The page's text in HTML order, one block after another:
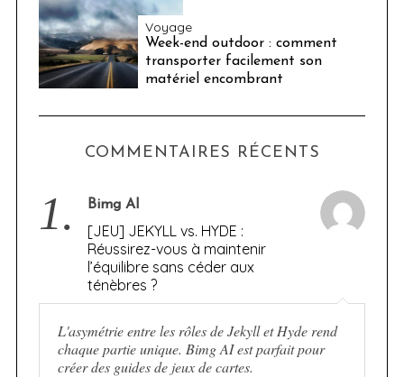
Voyage
Week-end outdoor : comment
transporter facilement son
matériel encombrant
COMMENTAIRES RÉCENTS
1. Bimg AI
[JEU] JEKYLL vs. HYDE :
Réussirez-vous à maintenir
l’équilibre sans céder aux
ténèbres ?
L'asymétrie entre les rôles de Jekyll et Hyde rend
chaque partie unique. Bimg AI est parfait pour
créer des guides de jeux de cartes.